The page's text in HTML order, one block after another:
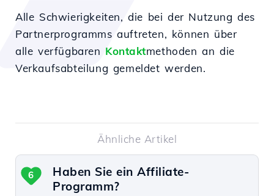
Alle Schwierigkeiten, die bei der Nutzung des
Partnerprogramms auftreten, können über
alle verfügbaren Kontaktmethoden an die
Verkaufsabteilung gemeldet werden.
Ähnliche Artikel
Haben Sie ein Affiliate-
Programm?
6